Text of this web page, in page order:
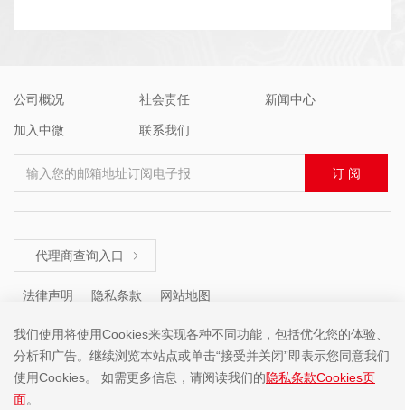
公司概况 社会责任 新闻中心
加入中微 联系我们
输入您的邮箱地址订阅电子报 订 阅
代理商查询入口 
法律声明 隐私条款 网站地图
咨询热线 ： +86 (755) 8671 5143
我们使用将使用Cookies来实现各种不同功能，包括优化您的体验、
分析和广告。继续浏览本站点或单击“接受并关闭”即表示您同意我们
使用Cookies。 如需更多信息，请阅读我们的隐私条款Cookies页
面。